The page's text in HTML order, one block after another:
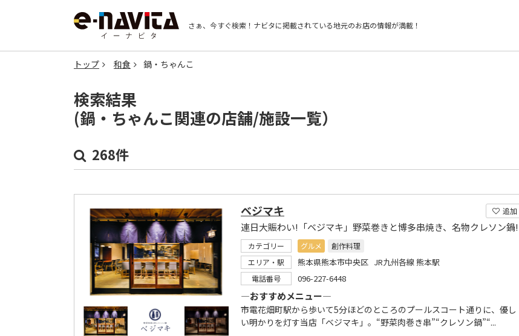
さぁ、今すぐ検索！ ナビタに掲載されている地元のお店の情報が満載！
トップ 和食 鍋・ちゃんこ
検索結果
(鍋・ちゃんこ関連の店舗/施設一覧）
268件
追加
ベジマキ
連日大賑わい!「ベジマキ」野菜巻きと博多串焼き、名物クレソン鍋!
カテゴリー グルメ
創作料理
エリア・駅
熊本県熊本市中央区 JR九州各線 熊本駅
電話番号 096-227-6448
―おすすめメニュー―
市電花畑町駅から歩いて5分ほどのところのプールスコート通りに、優し
い明かりを灯す当店「ベジマキ」。“野菜肉巻き串”“クレソン鍋”“...